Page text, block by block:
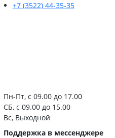
+7 (3522) 44-35-35
Пн-Пт, с 09.00 до 17.00
СБ, с 09.00 до 15.00
Вс, Выходной
Поддержка в мессенджере